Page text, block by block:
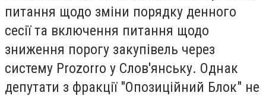
питання щодо зміни порядку денного
сесії та включення питання щодо
зниження порогу закупівель через
систему Prozorro у Слов'янську. Однак
депутати з фракції "Опозиційний Блок" не